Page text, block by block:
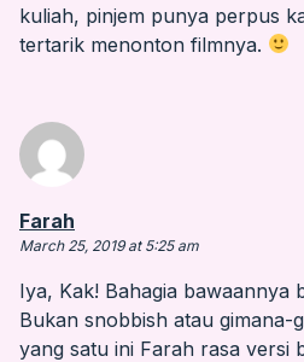
kuliah, pinjem punya perpus
tertarik menonton filmnya.
Farah
March 25, 2019 at 5:25 am
Iya, Kak! Bahagia bawaannya
Bukan snobbish atau gimana-
yang satu ini Farah rasa versi